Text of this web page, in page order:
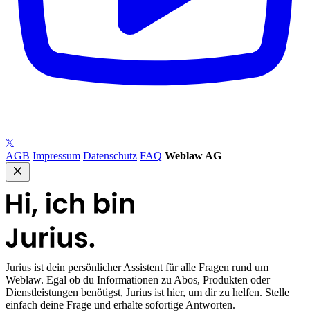
AGB Impressum Datenschutz FAQ Weblaw AG
Jurius ist dein persönlicher Assistent für alle Fragen rund um
Weblaw. Egal ob du Informationen zu Abos, Produkten oder
Dienstleistungen benötigst, Jurius ist hier, um dir zu helfen. Stelle
einfach deine Frage und erhalte sofortige Antworten.